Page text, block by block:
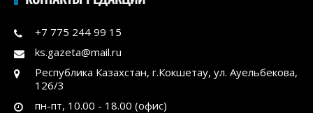
+7 775 244 99 15
ks.gazeta@mail.ru
Республика Казахстан, г.Кокшетау, ул. Ауельбекова,
126/3
пн-пт, 10.00 - 18.00 (офис)